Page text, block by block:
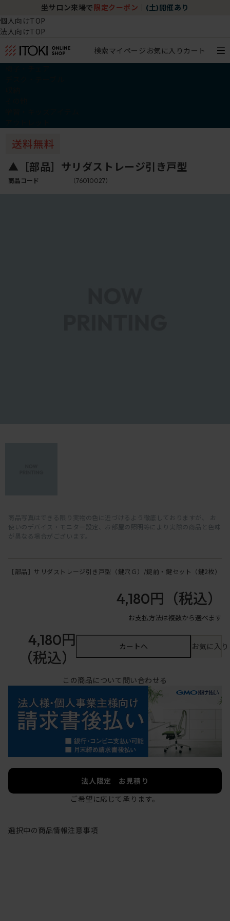
坐サロン来場で 限定クーポン (土)開催あり
個人向けTOP
法人向けTOP
検索マイページ お気に入り カート
▲［部品］サリダストレージ引き戸型
商品コード （76010027）
商品写真はできる限り実物の色に近づけるよう徹底しておりますが、 お
使いのデバイス・モニター設定、お部屋の照明等により実際の商品と色味
が異なる場合がございます。
［部品］サリダストレージ引き戸型（鍵穴Ｇ）/錠前・鍵セット（鍵2枚）
4,180円 （税込）
お支払方法は複数から選べます
4,180円
（税込）
カートへ お気に入
この商品について問い合わせる
法人限定 お見積り
ご希望に応じて承ります。
選択中の商品情報注意事項